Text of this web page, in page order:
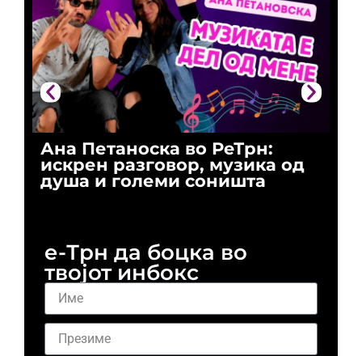
Ана Петаноска во РеТрн:
искрен разговор, музика од
душа и големи соништа
е-Трн да боцка во
твојот инбокс